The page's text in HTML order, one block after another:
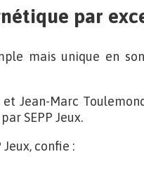
par
mais unique en
Jean-Marc
SEPP Jeux.
confie :